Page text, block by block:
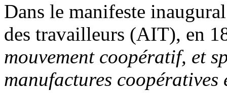
Dans le manifeste
des travailleurs (AIT), en
mouvement coopératif, et
manufactures